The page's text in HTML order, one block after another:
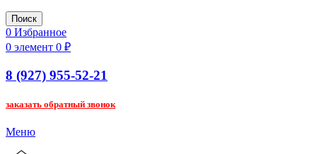
Поиск
0 Избранное
0 элемент 0 ₽
8 (927) 955-52-21
заказать обратный звонок
Меню